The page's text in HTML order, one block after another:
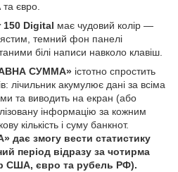
та євро.
150 Digital має чудовий колір —
темний фон панелі
білі написи навколо клавіш.
СУММА» істотно спростить
лічильник акумулює дані за всіма
та виводить на екран (або
інформацію за кожним
кількість і суму банкнот.
змогу вести статистику
період відразу за чотирма
США, євро та рубель РФ).